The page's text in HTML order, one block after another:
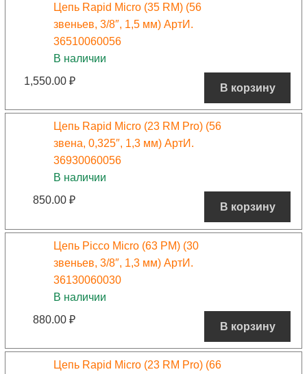
Цепь Rapid Micro (35 RM) (56
звеньев, 3/8″, 1,5 мм) АртИ.
36510060056
В наличии
1,550.00 ₽
В корзину
Цепь Rapid Micro (23 RM Pro) (56
звена, 0,325″, 1,3 мм) АртИ.
36930060056
В наличии
850.00 ₽
В корзину
Цепь Picco Micro (63 PM) (30
звеньев, 3/8″, 1,3 мм) АртИ.
36130060030
В наличии
880.00 ₽
В корзину
Цепь Rapid Micro (23 RM Pro) (66